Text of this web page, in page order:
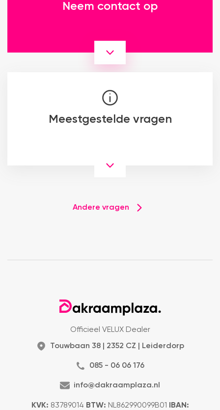
Neem contact op
Meestgestelde vragen
Andere vragen
Officieel VELUX Dealer
Touwbaan 38 | 2352 CZ | Leiderdorp
085 - 06 06 176
info@dakraamplaza.nl
KVK: 83789014 BTW: NL862990099B01 IBAN: